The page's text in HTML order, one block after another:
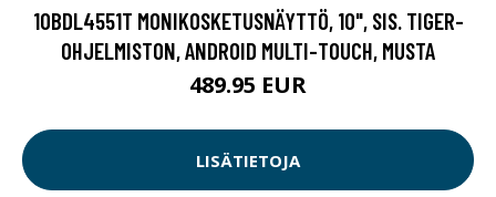
10BDL4551T MONIKOSKETUSNÄYTTÖ, 10", SIS. TIGER-
OHJELMISTON, ANDROID MULTI-TOUCH, MUSTA
489.95 EUR
LISÄTIETOJA